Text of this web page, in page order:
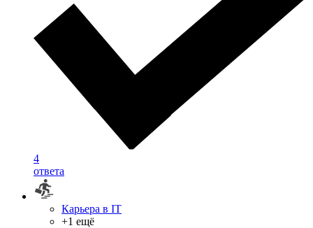
4
ответа
Карьера в IT
+1 ещё